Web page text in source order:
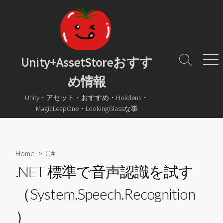
プ
Unity+AssetStoreおすす
め情報
Unity・アセット・おすすめ・Hololens・
MagicLeapOne・LookingGlassな事
検
メ
Home > C#
.NET 標準で音声認識を試す
（System.Speech.Recognition
）